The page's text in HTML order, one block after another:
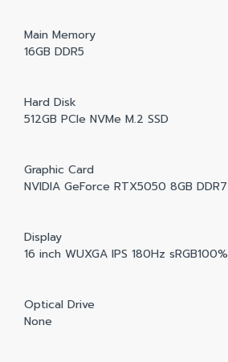
Main Memory
16GB DDR5
Hard Disk
512GB PCIe NVMe M.2 SSD
Graphic Card
NVIDIA GeForce RTX5050 8GB DDR7
Display
16 inch WUXGA IPS 180Hz sRGB100%
Optical Drive
None